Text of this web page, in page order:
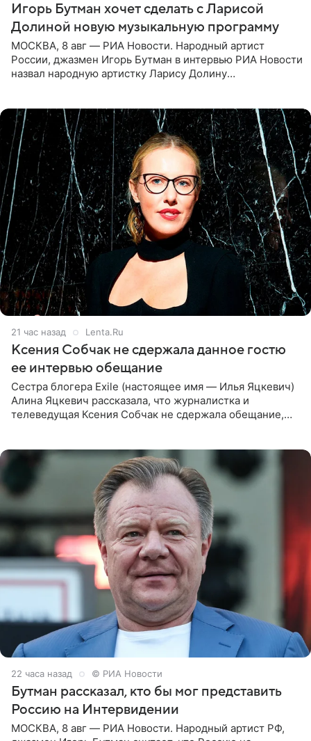
Игорь Бутман хочет сделать с Ларисой
Долиной новую музыкальную программу
МОСКВА, 8 авг — РИА Новости. Народный артист
России, джазмен Игорь Бутман в интервью РИА Новости
назвал народную артистку Ларису Долину
21 час назад Lenta.Ru
Ксения Собчак не сдержала данное гостю
ее интервью обещание
Сестра блогера Exile (настоящее имя — Илья Яцкевич)
Алина Яцкевич рассказала, что журналистка и
телеведущая Ксения Собчак не сдержала обещание,
22 часа назад © РИА Новости
Бутман рассказал, кто бы мог представить
Россию на Интервидении
МОСКВА, 8 авг — РИА Новости. Народный артист РФ,